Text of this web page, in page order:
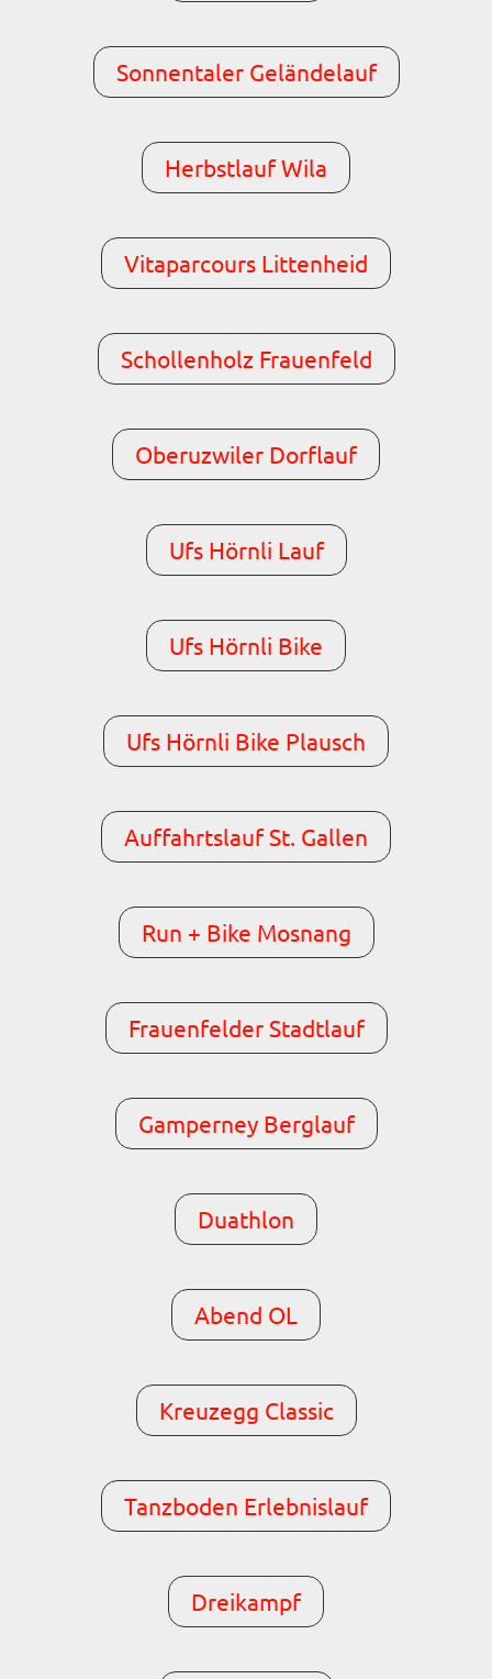
Sonnentaler Geländelauf
Herbstlauf Wila
Vitaparcours Littenheid
Schollenholz Frauenfeld
Oberuzwiler Dorflauf
Ufs Hörnli Lauf
Ufs Hörnli Bike
Ufs Hörnli Bike Plausch
Auffahrtslauf St. Gallen
Run + Bike Mosnang
Frauenfelder Stadtlauf
Gamperney Berglauf
Duathlon
Abend OL
Kreuzegg Classic
Tanzboden Erlebnislauf
Dreikampf